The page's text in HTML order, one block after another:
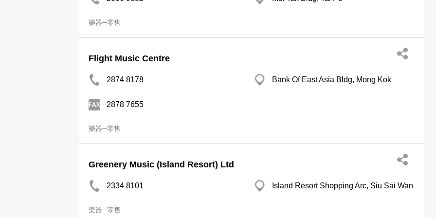
樂器─零售
Flight Music Centre
2874 8178 Bank Of East Asia Bldg, Mong Kok
2878 7655
樂器─零售
Greenery Music (Island Resort) Ltd
2334 8101 Island Resort Shopping Arc, Siu Sai Wan
樂器─零售